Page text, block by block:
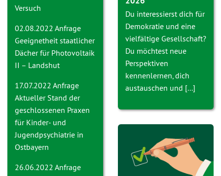
Versuch
02.08.2022 Anfrage
Geeignetheit staatlicher
Dächer für Photovoltaik
II – Landshut
17.07.2022 Anfrage
Aktueller Stand der
geschlossenen Praxen
für Kinder- und
Jugendpsychiatrie in
Ostbayern
26.06.2022 Anfrage
Du interessierst dich für
Demokratie und eine
vielfältige Gesellschaft?
Du möchtest neue
Perspektiven
kennenlernen, dich
austauschen und [...]